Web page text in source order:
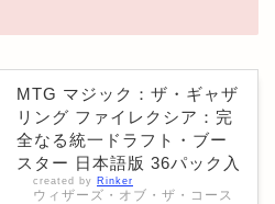
MTG マジック：ザ・ギャザ
リング ファイレクシア：完
全なる統一ドラフト・ブー
スター 日本語版 36パック入
created by Rinker
ウィザーズ・オブ・ザ・コース